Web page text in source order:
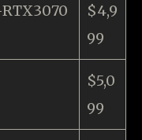
$4,9
99
$5,0
99